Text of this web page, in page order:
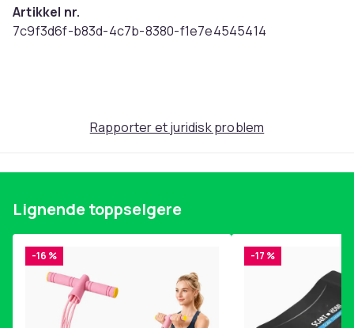
Artikkel nr.
7c9f3d6f-b83d-4c7b-8380-f1e7e4545414
Rapporter et juridisk problem
Lignende toppselgere
-16 % -17 %